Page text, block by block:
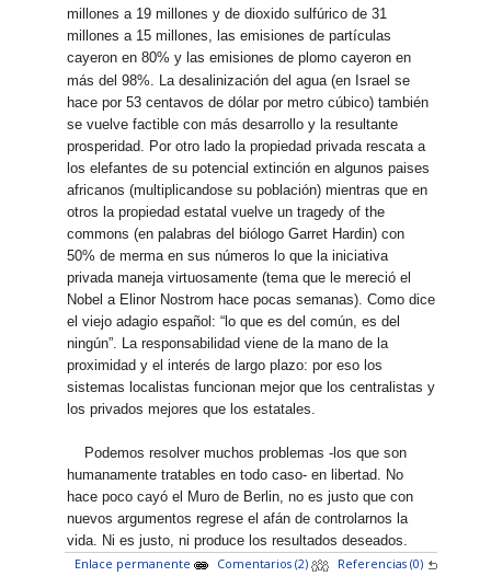
millones a 19 millones y de dioxido sulfúrico de 31
millones a 15 millones, las emisiones de partículas
cayeron en 80% y las emisiones de plomo cayeron en
más del 98%. La desalinización del agua (en Israel se
hace por 53 centavos de dólar por metro cúbico) también
se vuelve factible con más desarrollo y la resultante
prosperidad. Por otro lado la propiedad privada rescata a
los elefantes de su potencial extinción en algunos paises
africanos (multiplicandose su población) mientras que en
otros la propiedad estatal vuelve un tragedy of the
commons (en palabras del biólogo Garret Hardin) con
50% de merma en sus números lo que la iniciativa
privada maneja virtuosamente (tema que le mereció el
Nobel a Elinor Nostrom hace pocas semanas). Como dice
el viejo adagio español: “lo que es del común, es del
ningún”. La responsabilidad viene de la mano de la
proximidad y el interés de largo plazo: por eso los
sistemas localistas funcionan mejor que los centralistas y
los privados mejores que los estatales.
Podemos resolver muchos problemas -los que son
humanamente tratables en todo caso- en libertad. No
hace poco cayó el Muro de Berlin, no es justo que con
nuevos argumentos regrese el afán de controlarnos la
vida. Ni es justo, ni produce los resultados deseados.
Enlace permanente
Comentarios (2) Referencias (0)